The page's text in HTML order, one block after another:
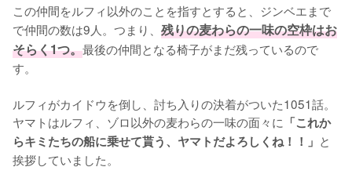
この仲間をルフィ以外のことを指すとすると、ジンベエまで
で仲間の数は9人。つまり、 残りの麦わらの一味の空枠はお
そらく1つ。最後の仲間となる椅子がまだ残っているので
す。
ルフィがカイドウを倒し、討ち入りの決着がついた1051話。
ヤマトはルフィ、ゾロ以外の麦わらの一味の面々に 「これか
らキミたちの船に乗せて貰う、ヤマトだよろしくね！！」 と
挨拶していました。